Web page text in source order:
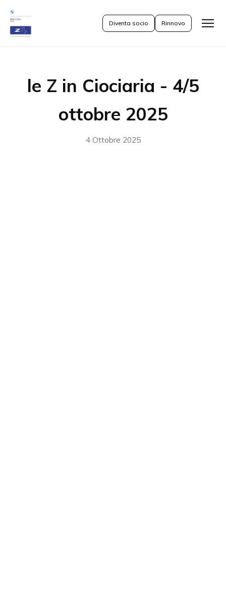
Apri
Diventa socio Rinnovo
le Z in Ciociaria - 4/5
ottobre 2025
4 Ottobre 2025